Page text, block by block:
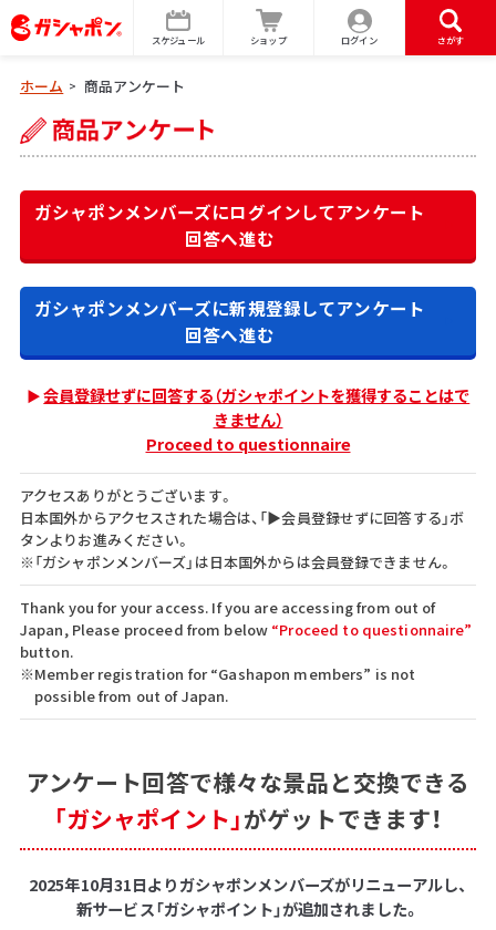
スケジュール ショップ ログイン さがす
ホーム > 商品アンケート
ガシャポンメンバーズにログインしてアンケート
回答へ進む
ガシャポンメンバーズに新規登録してアンケート
回答へ進む
会員登録せずに回答する（ガシャポイントを獲得することはで
きません）
Proceed to questionnaire
アクセスありがとうございます。
日本国外からアクセスされた場合は、「▶会員登録せずに回答する」ボ
タンよりお進みください。
※「ガシャポンメンバーズ」は日本国外からは会員登録できません。
Thank you for your access. If you are accessing from out of
Japan, Please proceed from below “Proceed to questionnaire”
button.
※Member registration for “Gashapon members” is not
possible from out of Japan.
アンケート回答で様々な景品と交換できる
「ガシャポイント」がゲットできます！
2025年10月31日よりガシャポンメンバーズがリニューアルし、
新サービス「ガシャポイント」が追加されました。